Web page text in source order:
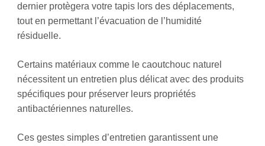
dernier protègera votre tapis lors des déplacements,
tout en permettant l’évacuation de l’humidité
résiduelle.
Certains matériaux comme le caoutchouc naturel
nécessitent un entretien plus délicat avec des produits
spécifiques pour préserver leurs propriétés
antibactériennes naturelles.
Ces gestes simples d’entretien garantissent une